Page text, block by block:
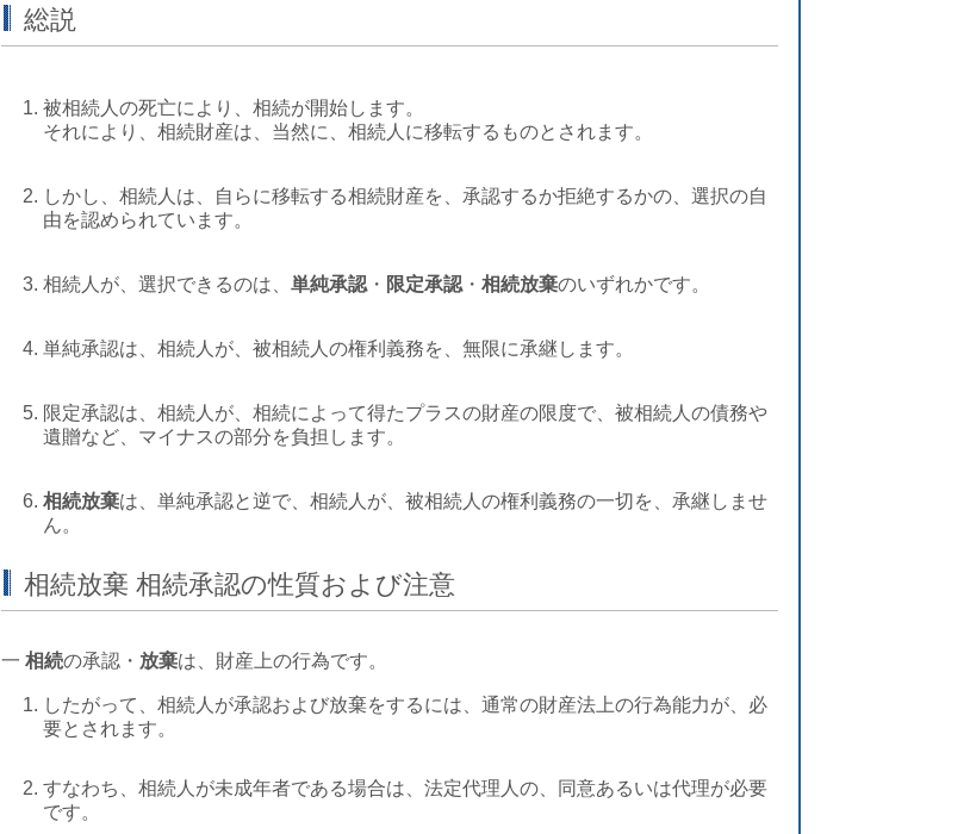
総説
被相続人の死亡により、相続が開始します。
それにより、相続財産は、当然に、相続人に移転するものとされます。
しかし、相続人は、自らに移転する相続財産を、承認するか拒絶するかの、選択の自
由を認められています。
相続人が、選択できるのは、単純承認 ・ 限定承認 ・相続放棄のいずれかです。
単純承認は、相続人が、被相続人の権利義務を、無限に承継します。
限定承認は、相続人が、相続によって得たプラスの財産の限度で、被相続人の債務や
遺贈など、マイナスの部分を負担します。
相続放棄は、単純承認と逆で、相続人が、被相続人の権利義務の一切を、承継し ませ
ん。
相続放棄 相続承認の性質および注意
一相続の承認・ 放棄は、財産上の行為です。
したがって、相続人が承認および放棄をするには、通常の財産法上の行為能力が、必
要とされます。
すなわち、相続人が未成年者である場合は、法定代理人の、同意あるいは代理が必要
です。